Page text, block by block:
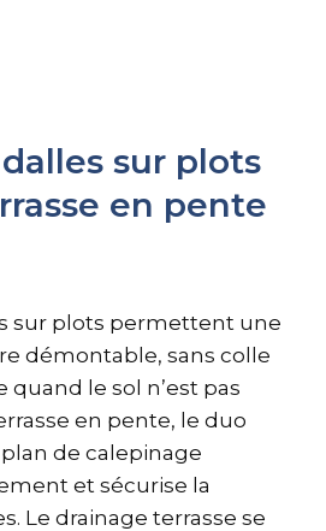
sur plots
en pente
sur plots permettent une
démontable, sans colle
le sol n’est pas
en pente, le duo
de calepinage
et sécurise la
Le drainage terrasse se